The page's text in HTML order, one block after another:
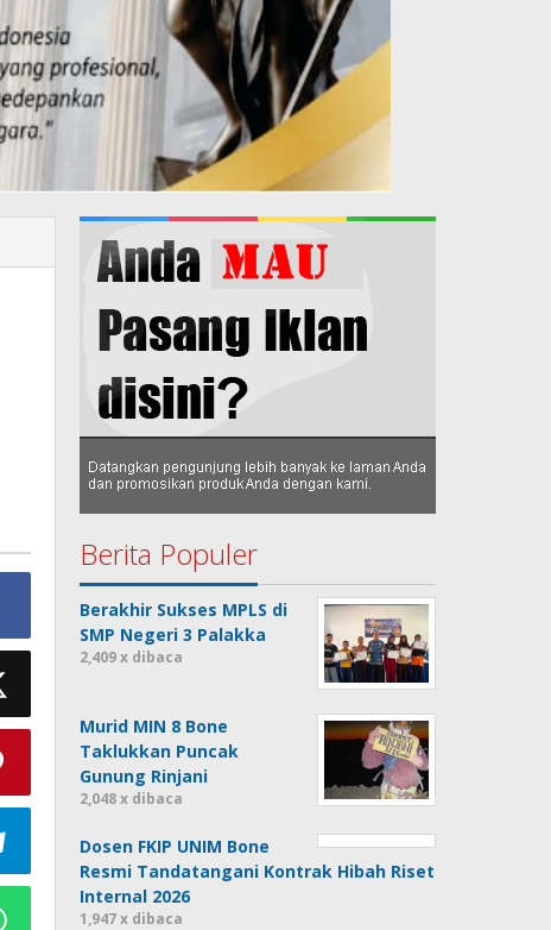
Berita Populer
Berakhir Sukses MPLS di
SMP Negeri 3 Palakka
2,409 x dibaca
Murid MIN 8 Bone
Taklukkan Puncak
Gunung Rinjani
2,048 x dibaca
Dosen FKIP UNIM Bone
Resmi Tandatangani Kontrak Hibah Riset
Internal 2026
1,947 x dibaca